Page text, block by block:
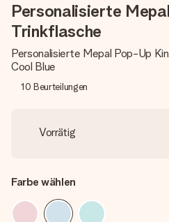
Personalisierte
Trinkflasche
Personalisierte Mepal Pop-Up
Cool Blue
10 Beurteilungen
Vorrätig
Farbe wählen